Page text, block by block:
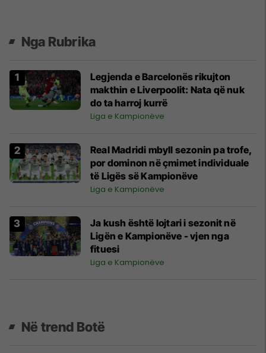
Nga Rubrika
Legjenda e Barcelonës rikujton
makthin e Liverpoolit: Nata që nuk
do ta harroj kurrë
Liga e Kampionëve
Real Madridi mbyll sezonin pa trofe,
por dominon në çmimet individuale
të Ligës së Kampionëve
Liga e Kampionëve
Ja kush është lojtari i sezonit në
Ligën e Kampionëve - vjen nga
fituesi
Liga e Kampionëve
Në trend Botë